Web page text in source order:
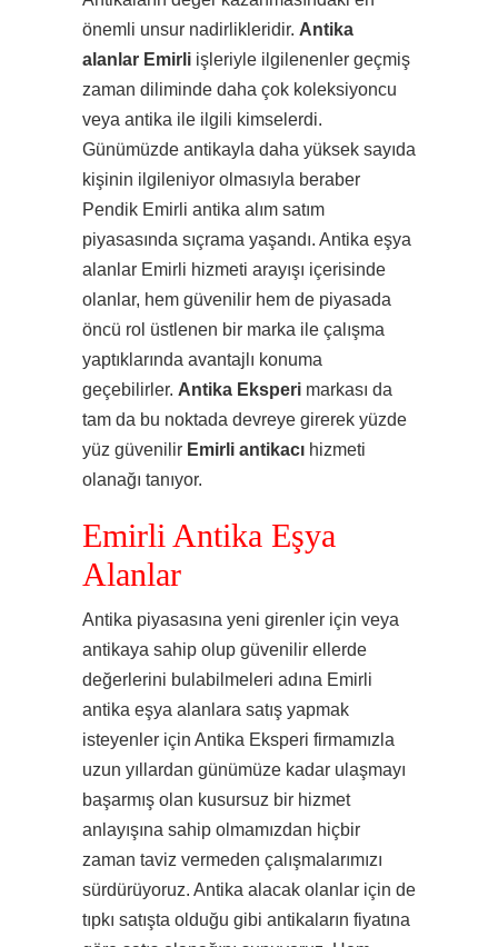
önemli unsur nadirlikleridir. Antika
alanlar Emirli işleriyle ilgilenenler geçmiş
zaman diliminde daha çok koleksiyoncu
veya antika ile ilgili kimselerdi.
Günümüzde antikayla daha yüksek sayıda
kişinin ilgileniyor olmasıyla beraber
Pendik Emirli antika alım satım
piyasasında sıçrama yaşandı. Antika eşya
alanlar Emirli hizmeti arayışı içerisinde
olanlar, hem güvenilir hem de piyasada
öncü rol üstlenen bir marka ile çalışma
yaptıklarında avantajlı konuma
geçebilirler. Antika Eksperi markası da
tam da bu noktada devreye girerek yüzde
yüz güvenilir Emirli antikacı hizmeti
olanağı tanıyor.
Emirli Antika Eşya
Alanlar
Antika piyasasına yeni girenler için veya
antikaya sahip olup güvenilir ellerde
değerlerini bulabilmeleri adına Emirli
antika eşya alanlara satış yapmak
isteyenler için Antika Eksperi firmamızla
uzun yıllardan günümüze kadar ulaşmayı
başarmış olan kusursuz bir hizmet
anlayışına sahip olmamızdan hiçbir
zaman taviz vermeden çalışmalarımızı
sürdürüyoruz. Antika alacak olanlar için de
tıpkı satışta olduğu gibi antikaların fiyatına